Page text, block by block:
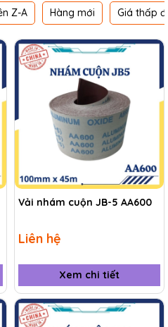
Z-A Hàng mới Giá thấp
Vải nhám cuộn JB-5 AA600
Liên hệ
Xem chi tiết